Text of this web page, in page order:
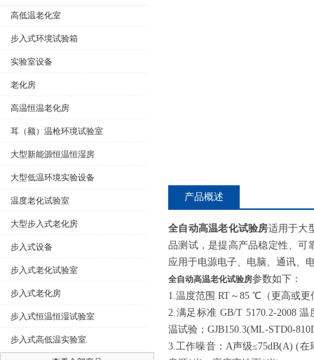
高低温老化室
步入式环境试验箱
实验室设备
老化房
高温恒温老化房
耳（额）温枪环境试验室
大型新能源恒温恒湿房
大型低温环境实验设备
温度老化试验室
大型步入式老化房
步入式设备
步入式老化试验室
步入式老化房
步入式恒温恒湿试验室
步入式高低温实验室
产品概述
全自动高温老化试验房适用于大
品测试，是提高产品稳定性、可
应用于电源电子、电脑、通讯、
全自动高温老化试验房参数如下：
1.温度范围 RT～85 ℃（更高或
2.满足标准 GB/T 5170.2-2008
温试验；GJB150.3(ML-STD0-
3.工作噪音：A声级≤75dB(A) (